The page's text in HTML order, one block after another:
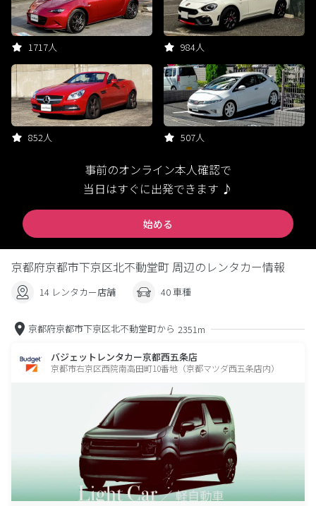
1717人 984人
852人 507人
事前のオンライン本人確認で
当日はすぐに出発できます ♪
始める
京都府京都市下京区北不動堂町 周辺のレンタカー情報
14 レンタカー店舗 40 車種
京都府京都市下京区北不動堂町から 2351m
バジェットレンタカー京都西五条店
京都市右京区西院南高田町10番地（京都マツダ西五条店内）